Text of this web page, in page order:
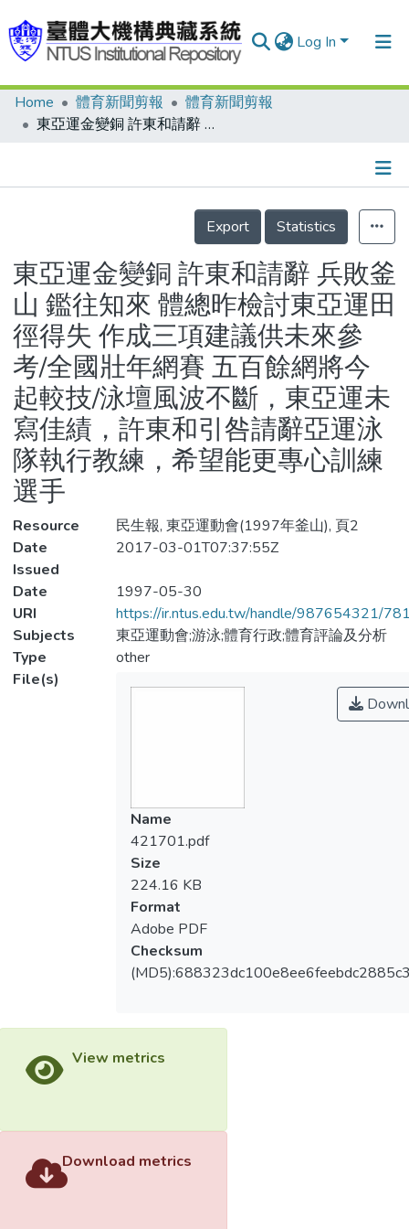
Log In
Communities & Collections
Statistics
Home 體育新聞剪報
體育新聞剪報
東亞運金變銅 許東和請辭 兵敗釜山 鑑往知來 體總昨檢討東亞運田徑得失 作成三項建議供未來參考/全國壯年網賽 五百餘網將今起較技/泳壇風波不斷，東亞運未寫佳績，許東和引咎請辭亞運泳隊執行教練，希望能更專心訓練選手
Details
Export
Statistics
東亞運金變銅 許東和請辭 兵敗釜
山 鑑往知來 體總昨檢討東亞運田
徑得失 作成三項建議供未來參
考/全國壯年網賽 五百餘網將今
起較技/泳壇風波不斷，東亞運未
寫佳績，許東和引咎請辭亞運泳
隊執行教練，希望能更專心訓練
選手
Resource
民生報, 東亞運動會(1997年釜山), 頁2
Date
Issued
2017-03-01T07:37:55Z
Date
1997-05-30
URI
https://ir.ntus.edu.tw/handle/987654321/
Subjects
東亞運動會;游泳;體育行政;體育評論及分析
Type
other
File(s)
Name
421701.pdf
Size
224.16 KB
Format
Adobe PDF
Checksum
View metrics
Download metrics